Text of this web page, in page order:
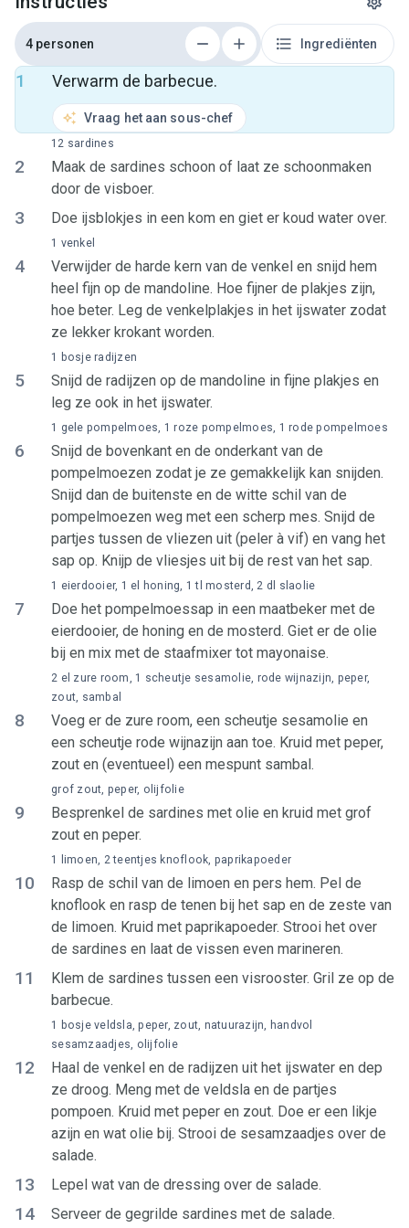
4 personen Ingrediënten
1 Verwarm de barbecue.
Vraag het aan sous-chef
2
Maak de sardines schoon of laat ze schoonmaken
door de visboer.
12 sardines
3 Doe ijsblokjes in een kom en giet er koud water over.
4
Verwijder de harde kern van de venkel en snijd hem
heel fijn op de mandoline. Hoe fijner de plakjes zijn,
hoe beter. Leg de venkelplakjes in het ijswater zodat
ze lekker krokant worden.
1 venkel
5
Snijd de radijzen op de mandoline in fijne plakjes en
leg ze ook in het ijswater.
1 bosje radijzen
6
Snijd de bovenkant en de onderkant van de
pompelmoezen zodat je ze gemakkelijk kan snijden.
Snijd dan de buitenste en de witte schil van de
pompelmoezen weg met een scherp mes. Snijd de
partjes tussen de vliezen uit (peler à vif) en vang het
sap op. Knijp de vliesjes uit bij de rest van het sap.
1 gele pompelmoes, 1 roze pompelmoes, 1 rode pompelmoes
7
Doe het pompelmoessap in een maatbeker met de
eierdooier, de honing en de mosterd. Giet er de olie
bij en mix met de staafmixer tot mayonaise.
1 eierdooier, 1 el honing, 1 tl mosterd, 2 dl slaolie
8
Voeg er de zure room, een scheutje sesamolie en
een scheutje rode wijnazijn aan toe. Kruid met peper,
zout en (eventueel) een mespunt sambal.
2 el zure room, 1 scheutje sesamolie, rode wijnazijn, peper,
zout, sambal
9
Besprenkel de sardines met olie en kruid met grof
zout en peper.
grof zout, peper, olijfolie
10
Rasp de schil van de limoen en pers hem. Pel de
knoflook en rasp de tenen bij het sap en de zeste van
de limoen. Kruid met paprikapoeder. Strooi het over
de sardines en laat de vissen even marineren.
1 limoen, 2 teentjes knoflook, paprikapoeder
11
Klem de sardines tussen een visrooster. Gril ze op de
barbecue.
12
Haal de venkel en de radijzen uit het ijswater en dep
ze droog. Meng met de veldsla en de partjes
pompoen. Kruid met peper en zout. Doe er een likje
azijn en wat olie bij. Strooi de sesamzaadjes over de
salade.
1 bosje veldsla, peper, zout, natuurazijn, handvol
sesamzaadjes, olijfolie
13 Lepel wat van de dressing over de salade.
14 Serveer de gegrilde sardines met de salade.